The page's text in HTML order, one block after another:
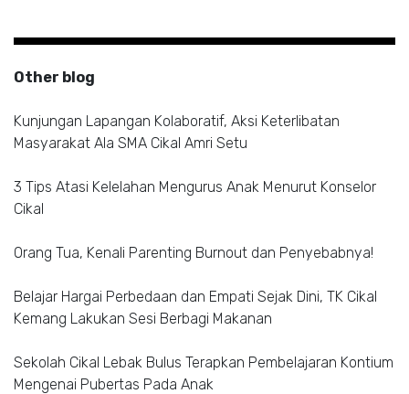
Other blog
Kunjungan Lapangan Kolaboratif, Aksi Keterlibatan
Masyarakat Ala SMA Cikal Amri Setu
3 Tips Atasi Kelelahan Mengurus Anak Menurut Konselor
Cikal
Orang Tua, Kenali Parenting Burnout dan Penyebabnya!
Belajar Hargai Perbedaan dan Empati Sejak Dini, TK Cikal
Kemang Lakukan Sesi Berbagi Makanan
Sekolah Cikal Lebak Bulus Terapkan Pembelajaran Kontium
Mengenai Pubertas Pada Anak